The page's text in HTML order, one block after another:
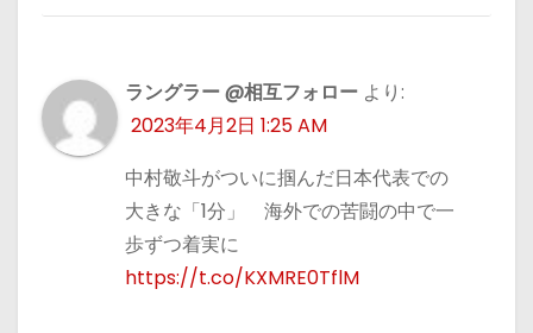
ラングラー @相互フォロー より:
2023年4月2日 1:25 AM
中村敬斗がついに掴んだ日本代表での
大きな「1分」 海外での苦闘の中で一
歩ずつ着実に
https://t.co/KXMRE0TflM